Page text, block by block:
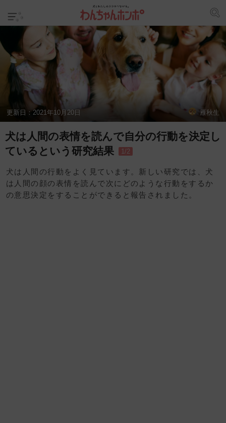
更新日：2021年10月20日 雁秋生
犬は人間の表情を読んで自分の行動を決定し
ているという研究結果
1/2
犬は人間の行動をよく見ています。新しい研究では、犬
は人間の顔の表情を読んで次にどのような行動をするか
の意思決定をすることができると報告されました。